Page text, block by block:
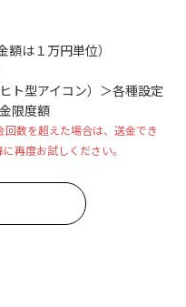
額は１万円単位）
ト型アイコン）＞各種設定
限度額
数を超えた場合は、送金でき
再度お試しください。